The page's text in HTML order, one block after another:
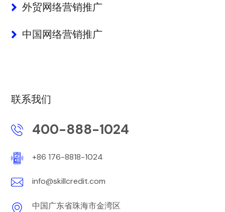
外贸网络营销推广
中国网络营销推广
联系我们
400-888-1024
+86 176-8818-1024
info@skillcredit.com
中国广东省珠海市金湾区